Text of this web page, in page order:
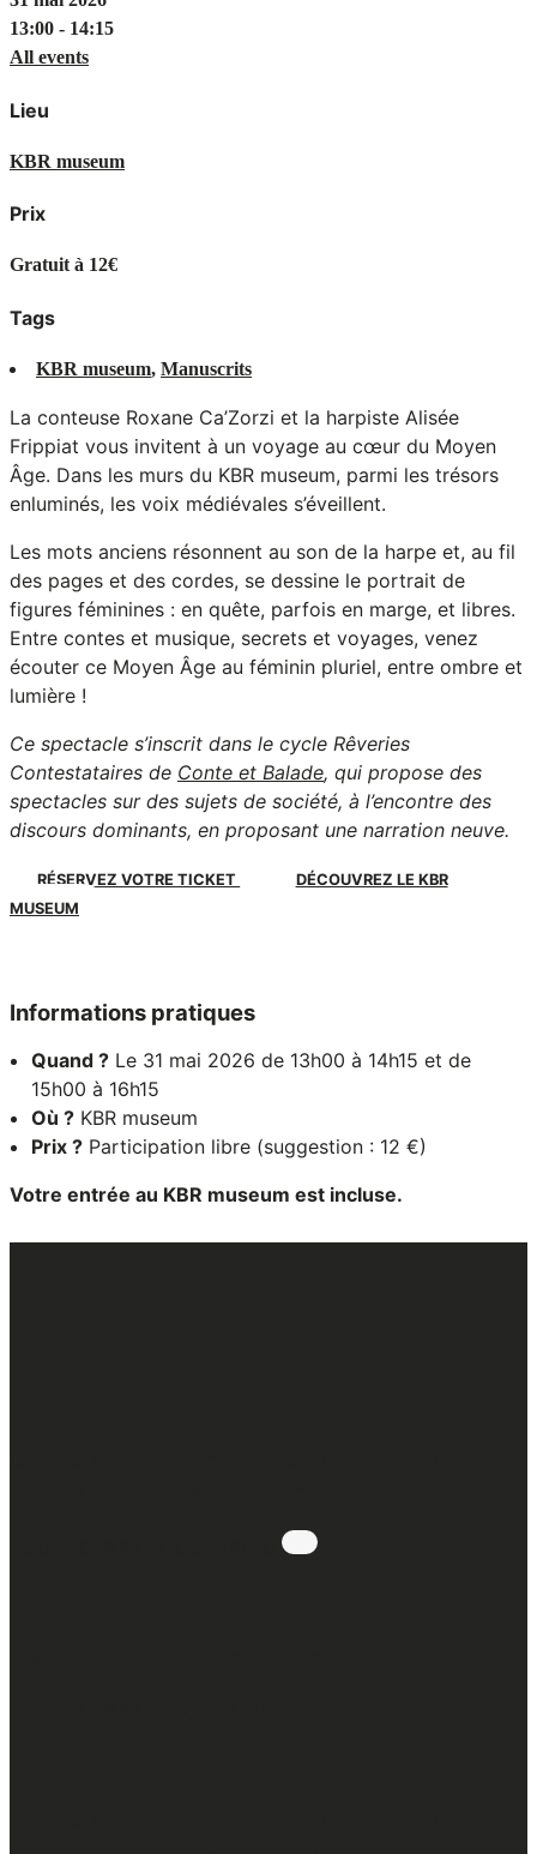
13:00 - 14:15
All events
Lieu
KBR museum
Prix
Gratuit à 12€
Tags
KBR museum, Manuscrits
La conteuse Roxane Ca’Zorzi et la harpiste Alisée
Frippiat vous invitent à un voyage au cœur du Moyen
Âge. Dans les murs du KBR museum, parmi les trésors
enluminés, les voix médiévales s’éveillent.
Les mots anciens résonnent au son de la harpe et, au fil
des pages et des cordes, se dessine le portrait de
figures féminines : en quête, parfois en marge, et libres.
Entre contes et musique, secrets et voyages, venez
écouter ce Moyen Âge au féminin pluriel, entre ombre et
lumière !
Ce spectacle s’inscrit dans le cycle Rêveries
Contestataires de Conte et Balade, qui propose des
spectacles sur des sujets de société, à l’encontre des
discours dominants, en proposant une narration neuve.
RÉSERVEZ VOTRE TICKET
DÉCOUVREZ LE KBR
MUSEUM
Informations pratiques
Quand ? Le 31 mai 2026 de 13h00 à 14h15 et de
15h00 à 16h15
Où ? KBR museum
Prix ? Participation libre (suggestion : 12 €)
Votre entrée au KBR museum est incluse.